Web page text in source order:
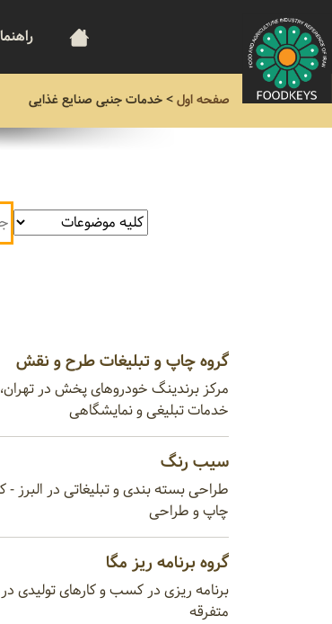
راهنما
صفحه اول>خدمات جنبی صنایع غذایی
گروه چاپ و تبلیغات طرح و نقش
مرکز برندینگ خودروهای پخش در
خدمات تبلیغی و نمایشگاهی
سیب رنگ
طراحی بسته بندی و تبلیغاتی در البرز -
چاپ و طراحی
گروه برنامه ريز مگا
برنامه ريزی در کسب و کارهای تولیدی
متفرقه